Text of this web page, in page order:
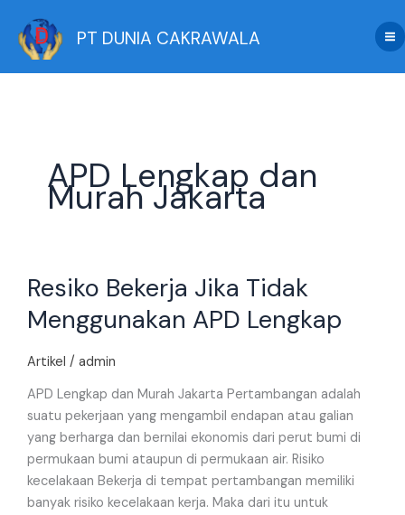
content
PT DUNIA CAKRAWALA
APD Lengkap dan
Murah Jakarta
Resiko Bekerja Jika Tidak
Menggunakan APD Lengkap
Artikel / admin
APD Lengkap dan Murah Jakarta Pertambangan adalah
suatu pekerjaan yang mengambil endapan atau galian
yang berharga dan bernilai ekonomis dari perut bumi di
permukaan bumi ataupun di permukaan air. Risiko
kecelakaan Bekerja di tempat pertambangan memiliki
banyak risiko kecelakaan kerja. Maka dari itu untuk
Bekerja
Tidak
APD
Lengkap